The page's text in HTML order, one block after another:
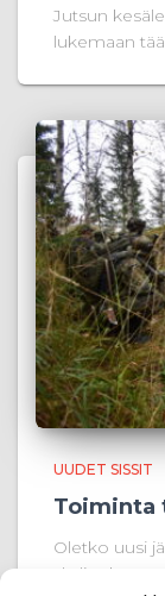
Jutsun
lukemaan
UUDET SISSIT
Toiminta
Oletko uusi
yhdistyksen